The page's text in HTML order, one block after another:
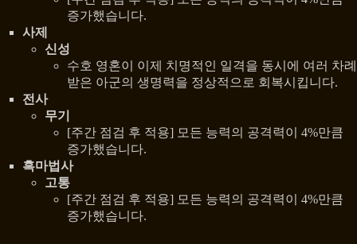
증가했습니다.
사제
신성
수호 영혼이 이제 치명적인 일격을 동시에 여러 차례
받은 아군의 생명력을 정상적으로 회복시킵니다.
전사
무기
[주간 점검 후 적용] 모든 능력의 공격력이 4%만큼
증가했습니다.
흑마법사
고통
[주간 점검 후 적용] 모든 능력의 공격력이 4%만큼
증가했습니다.